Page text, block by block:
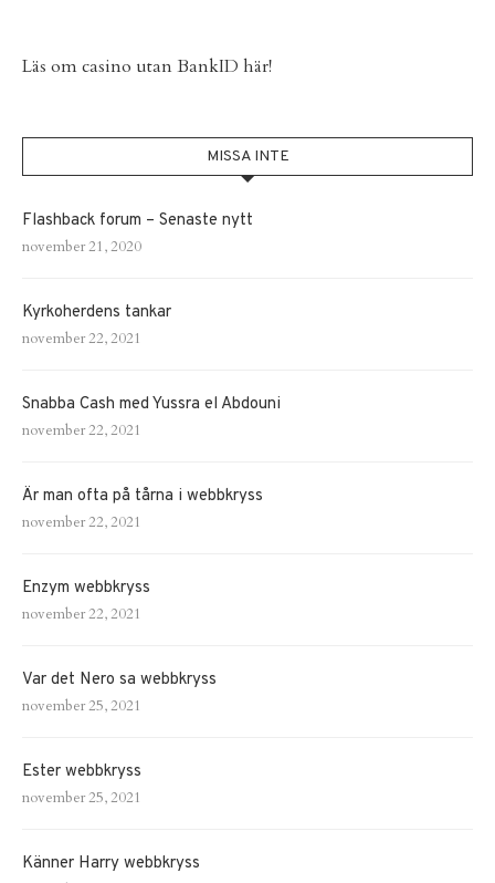
Läs omcasino utan BankID här!
MISSA INTE
Flashback forum – Senaste nytt
november 21, 2020
Kyrkoherdens tankar
november 22, 2021
Snabba Cash med Yussra el Abdouni
november 22, 2021
Är man ofta på tårna i webbkryss
november 22, 2021
Enzym webbkryss
november 22, 2021
Var det Nero sa webbkryss
november 25, 2021
Ester webbkryss
november 25, 2021
Känner Harry webbkryss